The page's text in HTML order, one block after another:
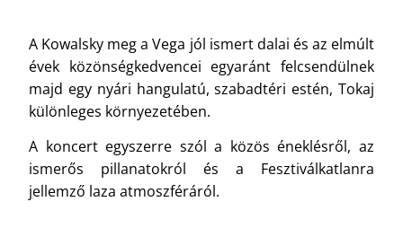
A Kowalsky meg a Vega jól ismert dalai és az elmúlt
évek közönségkedvencei egyaránt felcsendülnek
majd egy nyári hangulatú, szabadtéri estén, Tokaj
különleges környezetében.
A koncert egyszerre szól a közös éneklésről, az
ismerős pillanatokról és a Fesztiválkatlanra
jellemző laza atmoszféráról.